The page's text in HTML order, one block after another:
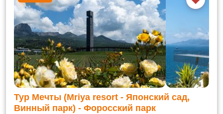
Тур Мечты (Mriya resort - Японский сад,
Винный парк) - Форосский парк